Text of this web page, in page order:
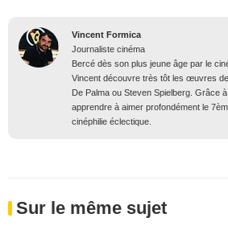
Vincent Formica
Journaliste cinéma
Bercé dès son plus jeune âge par le
Vincent découvre très tôt les œuvres
De Palma ou Steven Spielberg. Grâce
apprendre à aimer profondément le
cinéphilie éclectique.
Sur le même sujet